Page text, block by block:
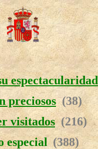
espectacularidad
preciosos (38)
visitados (216)
especial (388)